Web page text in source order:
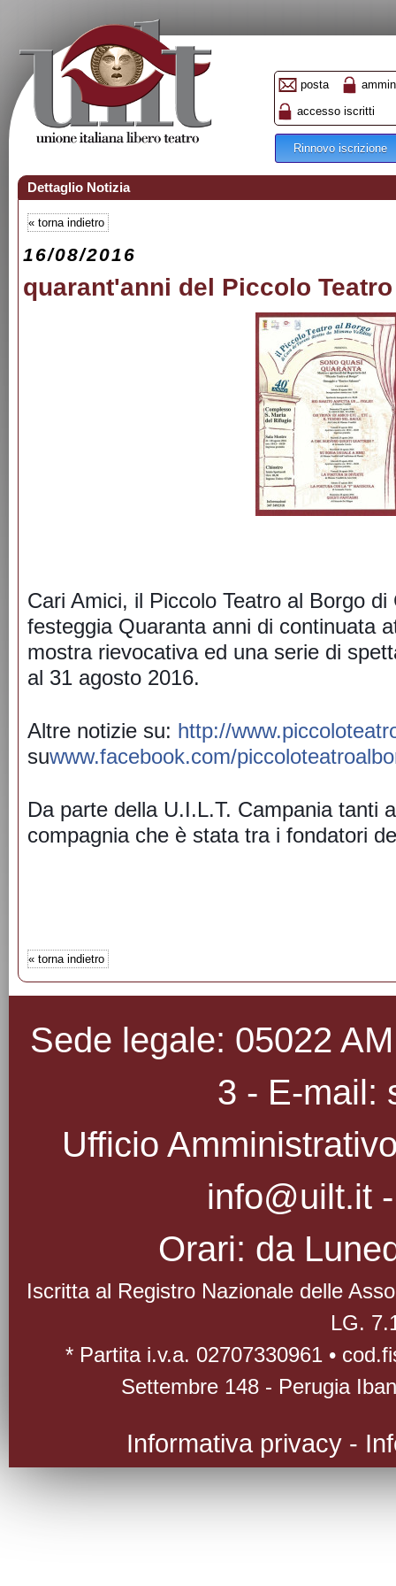
posta
accesso iscritti
Rinnovo iscrizione
Dettaglio Notizia
« torna indietro
16/08/2016
quarant'anni del Piccolo
Cari Amici, il Piccolo Teatro al Borgo
festeggia Quaranta anni di continuata
mostra rievocativa ed una serie di
al 31 agosto 2016.
Altre notizie su: http://
suwww.facebook.com/
Da parte della U.I.L.T. Campania tanti
compagnia che è stata tra i fondatori
« torna indietro
Sede legale: 05022
3 - E-mail:
Ufficio
info@uilt.it
Orari: da
Iscritta al Registro Nazionale delle
LG.
* Partita i.v.a. 02707330961 •
Settembre 148 - Perugia
Informativa privacy -